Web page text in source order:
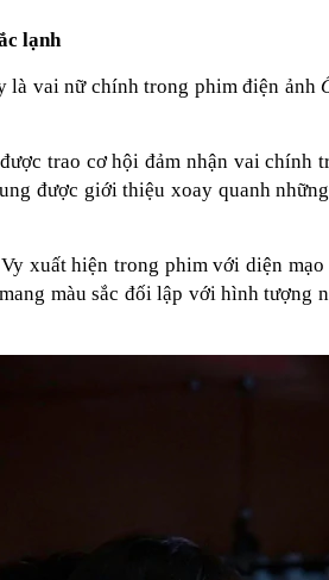
lạnh
là vai nữ chính trong phim điện ảnh
trao cơ hội đảm nhận vai
được giới thiệu xoay quanh
xuất hiện trong phim với diện
màu sắc đối lập với hình